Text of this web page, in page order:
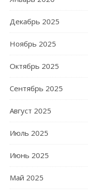
Декабрь 2025
Ноябрь 2025
Октябрь 2025
Сентябрь 2025
Август 2025
Июль 2025
Июнь 2025
Май 2025